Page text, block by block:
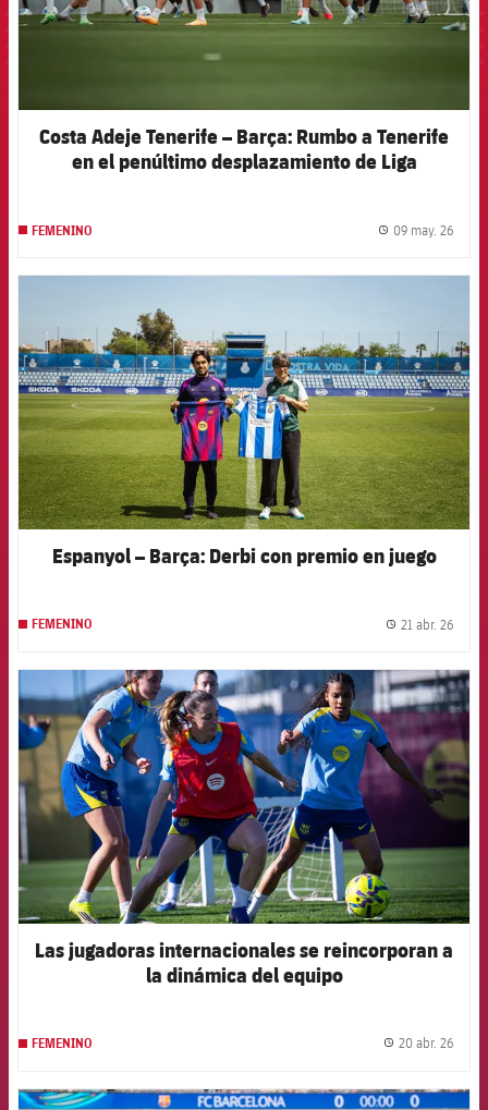
Costa Adeje Tenerife – Barça: Rumbo a Tenerife
en el penúltimo desplazamiento de Liga
FEMENINO 09 may. 26
Espanyol – Barça: Derbi con premio en juego
FEMENINO 21 abr. 26
FCB Barcelona badge
Las jugadoras internacionales se reincorporan a
la dinámica del equipo
FEMENINO 20 abr. 26
FCB Barcelona badge